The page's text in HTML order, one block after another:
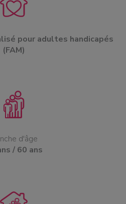
pour adultes handicapés
(FAM)
d'âge
/ 60 ans